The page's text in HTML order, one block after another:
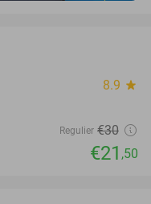
8.9 star
Regulier €30
€21 ,50